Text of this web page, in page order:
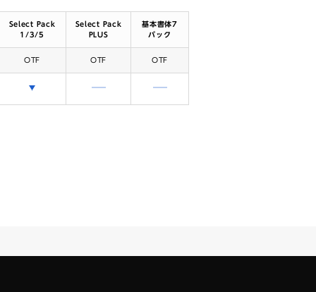
Select Pack
1/3/5
Select Pack
PLUS
基本書体7
パック
OTF OTF OTF
含まれません 含まれません